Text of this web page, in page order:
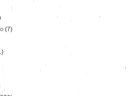
(7)